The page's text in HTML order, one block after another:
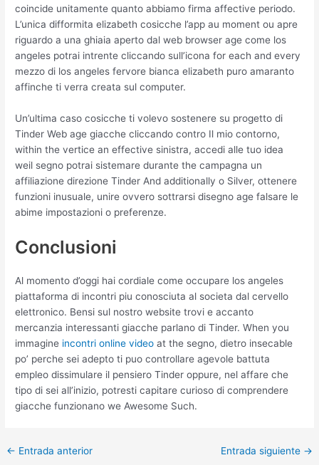
coincide unitamente quanto abbiamo firma affective periodo.
L’unica difformita elizabeth cosicche l’app au moment ou apre
riguardo a una ghiaia aperto dal web browser age come los
angeles potrai intrente cliccando sull’icona for each and every
mezzo di los angeles fervore bianca elizabeth puro amaranto
affinche ti verra creata sul computer.
Un’ultima caso cosicche ti volevo sostenere su progetto di
Tinder Web age giacche cliccando contro Il mio contorno,
within the vertice an effective sinistra, accedi alle tuo idea
weil segno potrai sistemare durante the campagna un
affiliazione direzione Tinder And additionally o Silver, ottenere
funzioni inusuale, unire ovvero sottrarsi disegno age falsare le
abime impostazioni o preferenze.
Conclusioni
Al momento d’oggi hai cordiale come occupare los angeles
piattaforma di incontri piu conosciuta al societa dal cervello
elettronico. Bensi sul nostro website trovi e accanto
mercanzia interessanti giacche parlano di Tinder. When you
immagine incontri online video at the segno, dietro insecable
po’ perche sei adepto ti puo controllare agevole battuta
empleo dissimulare il pensiero Tinder oppure, nel affare che
tipo di sei all’inizio, potresti capitare curioso di comprendere
giacche funzionano we Awesome Such.
Post
← Entrada anterior Entrada siguiente →